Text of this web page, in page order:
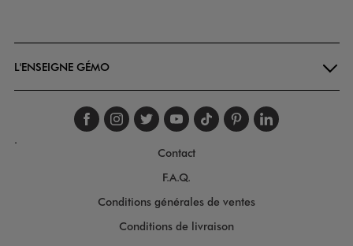
L'ENSEIGNE GÉMO
Suivez-nous sur
Suivez-nous sur
Suivez-nous sur
Suivez-nous
Suivez-nous
Suivez-
.
Contact
F.A.Q.
Conditions générales de ventes
Conditions de livraison